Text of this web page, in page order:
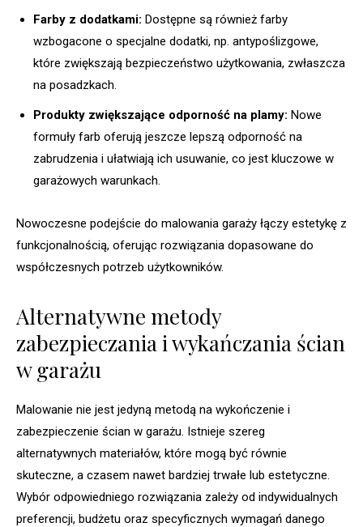
Farby z dodatkami: Dostępne są również farby
wzbogacone o specjalne dodatki, np. antypoślizgowe,
które zwiększają bezpieczeństwo użytkowania, zwłaszcza
na posadzkach.
Produkty zwiększające odporność na plamy: Nowe
formuły farb oferują jeszcze lepszą odporność na
zabrudzenia i ułatwiają ich usuwanie, co jest kluczowe w
garażowych warunkach.
Nowoczesne podejście do malowania garaży łączy estetykę z
funkcjonalnością, oferując rozwiązania dopasowane do
współczesnych potrzeb użytkowników.
Alternatywne metody
zabezpieczania i wykańczania ścian
w garażu
Malowanie nie jest jedyną metodą na wykończenie i
zabezpieczenie ścian w garażu. Istnieje szereg
alternatywnych materiałów, które mogą być równie
skuteczne, a czasem nawet bardziej trwałe lub estetyczne.
Wybór odpowiedniego rozwiązania zależy od indywidualnych
preferencji, budżetu oraz specyficznych wymagań danego